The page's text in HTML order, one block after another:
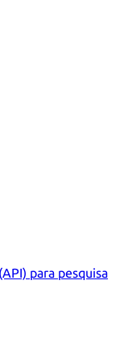
para pesquisa